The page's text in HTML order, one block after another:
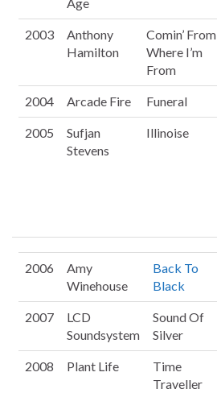
Age
2003
Anthony
Hamilton
Comin’ From
Where I’m
From
2004 Arcade Fire Funeral
2005
Sufjan
Stevens
Illinoise
2006
Amy
Winehouse
Back To
Black
2007
LCD
Soundsystem
Sound Of
Silver
2008 Plant Life
Time
Traveller